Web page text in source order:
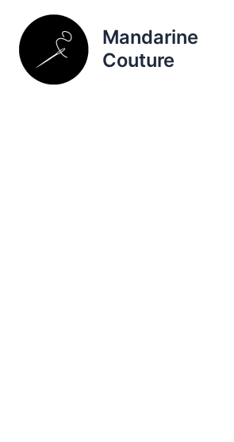
contenu
Mandarine
Couture